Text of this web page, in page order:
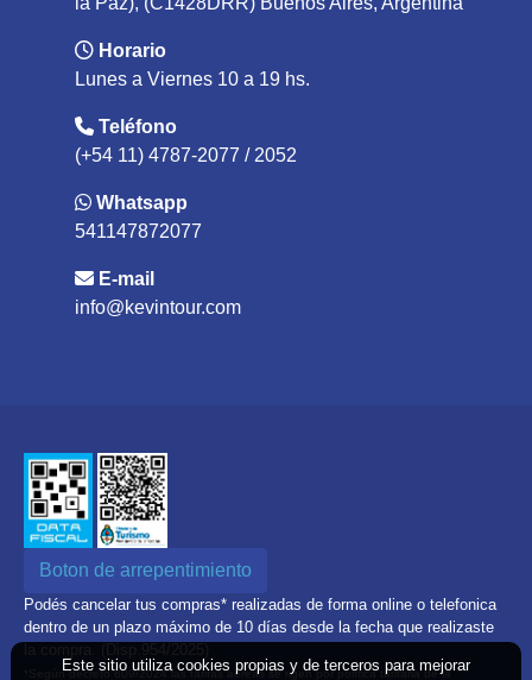
Horario
Lunes a Viernes 10 a 19 hs.
Teléfono
(+54 11) 4787-2077 / 2052
Whatsapp
541147872077
E-mail
info@kevintour.com
Boton de arrepentimiento
Podés cancelar tus compras* realizadas de forma online o telefonica
dentro de un plazo máximo de 10 días desde la fecha que realizaste
*Según decreto 809/2024 las tarifas aéreas se rigen por política tarifaria de la
Este sitio utiliza cookies propias y de terceros para mejorar